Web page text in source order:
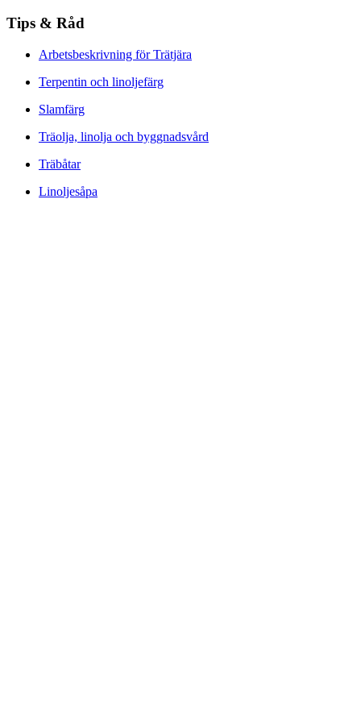
Tips & Råd
Arbetsbeskrivning för Trätjära
Terpentin och linoljefärg
Slamfärg
Träolja, linolja och byggnadsvård
Träbåtar
Linoljesåpa